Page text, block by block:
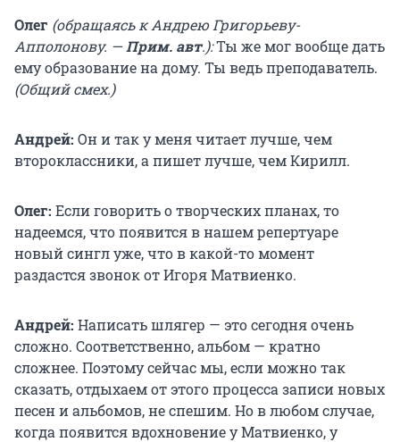
Олег (обращаясь к Андрею Григорьеву-
Апполонову. — Прим. авт.):Ты же мог вообще дать
ему образование на дому. Ты ведь преподаватель.
(Общий смех.)
Андрей: Он и так у меня читает лучше, чем
второклассники, а пишет лучше, чем Кирилл.
Олег: Если говорить о творческих планах, то
надеемся, что появится в нашем репертуаре
новый сингл уже, что в какой-то момент
раздастся звонок от Игоря Матвиенко.
Андрей: Написать шлягер — это сегодня очень
сложно. Соответственно, альбом — кратно
сложнее. Поэтому сейчас мы, если можно так
сказать, отдыхаем от этого процесса записи новых
песен и альбомов, не спешим. Но в любом случае,
когда появится вдохновение у Матвиенко, у